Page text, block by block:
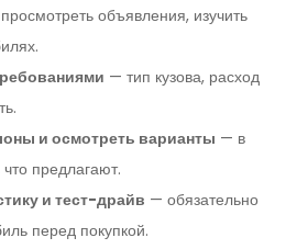
объявления, изучить
— тип кузова, расход
и осмотреть варианты — в
предлагают.
и тест-драйв — обязательно
перед покупкой.